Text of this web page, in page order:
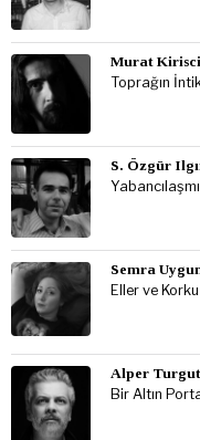
Murat Kirisci
Toprağın
S. Özgür
Semra
Eller ve
Alper Turgut
Bir Altın